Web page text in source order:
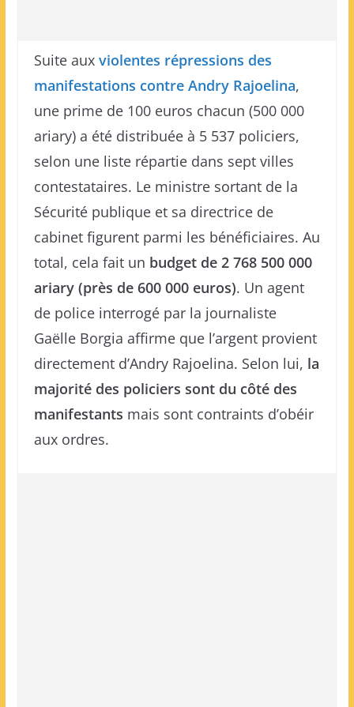
Suite aux violentes répressions des
manifestations contre Andry Rajoelina,
une prime de 100 euros chacun (500 000
ariary) a été distribuée à 5 537 policiers,
selon une liste répartie dans sept villes
contestataires. Le ministre sortant de la
Sécurité publique et sa directrice de
cabinet figurent parmi les bénéficiaires. Au
total, cela fait un budget de 2 768 500 000
ariary (près de 600 000 euros). Un agent
de police interrogé par la journaliste
Gaëlle Borgia affirme que l’argent provient
directement d’Andry Rajoelina. Selon lui, la
majorité des policiers sont du côté des
manifestants mais sont contraints d’obéir
aux ordres.